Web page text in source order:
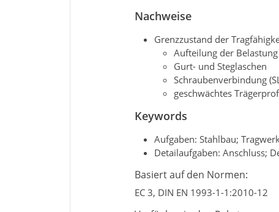
Nachweise
Grenzzustand der
Aufteilung der
Gurt- und Steglaschen
Schraubenverbindung
geschwächtes
Keywords
Aufgaben: Stahlbau;
Detailaufgaben: Anschluss;
Basiert auf den Normen:
EC 3, DIN EN 1993-1-1:2010-12